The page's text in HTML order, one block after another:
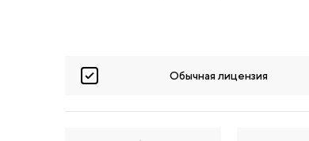
Обычная лицензия